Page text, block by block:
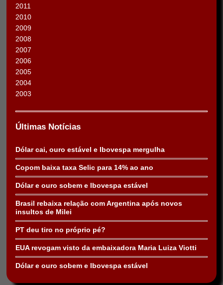
2011
2010
2009
2008
2007
2006
2005
2004
2003
Últimas Notícias
Dólar cai, ouro estável e Ibovespa mergulha
Copom baixa taxa Selic para 14% ao ano
Dólar e ouro sobem e Ibovespa estável
Brasil rebaixa relação com Argentina após novos
insultos de Milei
PT deu tiro no próprio pé?
EUA revogam visto da embaixadora Maria Luiza Viotti
Dólar e ouro sobem e Ibovespa estável